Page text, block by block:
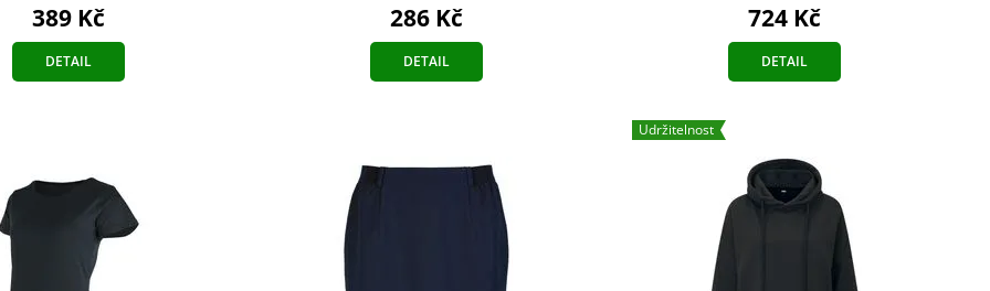
389 Kč
DETAIL
286 Kč
DETAIL
724 Kč
DETAIL
Udržitelnost